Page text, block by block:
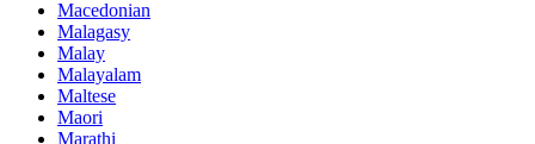
Macedonian
Malagasy
Malay
Malayalam
Maltese
Maori
Marathi